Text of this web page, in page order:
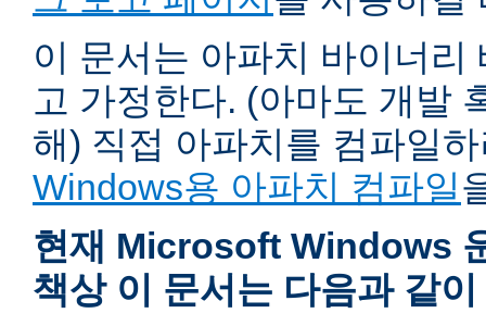
이 문서는 아파치 바이너리
고 가정한다. (아마도 개발
해) 직접 아파치를 컴파일
Windows용 아파치 컴파일
현재 Microsoft Windows
책상 이 문서는 다음과 같